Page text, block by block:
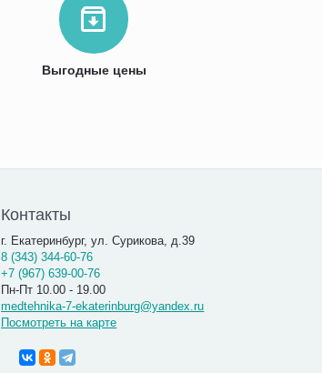
Выгодные цены
Контакты
г. Екатеринбург, ул. Сурикова, д.39
8 (343) 344-60-76
+7 (967) 639-00-76
Пн-Пт 10.00 - 19.00
medtehnika-7-ekaterinburg@yandex.ru
Посмотреть на карте